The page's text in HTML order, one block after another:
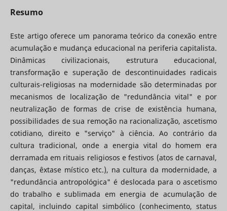
Resumo
Este artigo oferece um panorama teórico da conexão entre
acumulação e mudança educacional na periferia capitalista.
Dinâmicas civilizacionais, estrutura educacional,
transformação e superação de descontinuidades radicais
culturais-religiosas na modernidade são determinadas por
mecanismos de localização de "redundância vital" e por
neutralização de formas de crise de existência humana,
possibilidades de sua remoção na racionalização, ascetismo
cotidiano, direito e "serviço" à ciência. Ao contrário da
cultura tradicional, onde a energia vital do homem era
derramada em rituais religiosos e festivos (atos de carnaval,
danças, êxtase místico etc.), na cultura da modernidade, a
"redundância antropológica" é deslocada para o ascetismo
do trabalho e sublimada em energia de acumulação de
capital, incluindo capital simbólico (conhecimento, status